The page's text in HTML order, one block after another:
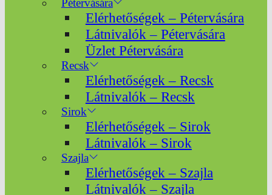
Pétervására
Elérhetőségek – Pétervására
Látnivalók – Pétervására
Üzlet Pétervására
Recsk
Elérhetőségek – Recsk
Látnivalók – Recsk
Sirok
Elérhetőségek – Sirok
Látnivalók – Sirok
Szajla
Elérhetőségek – Szajla
Látnivalók – Szajla